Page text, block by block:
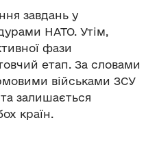
завдань у
НАТО. Утім,
фази
етап. За словами
військами ЗСУ
залишається
країн.